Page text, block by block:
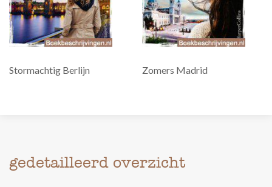
Stormachtig Berlijn Zomers Madrid
gedetailleerd overzicht